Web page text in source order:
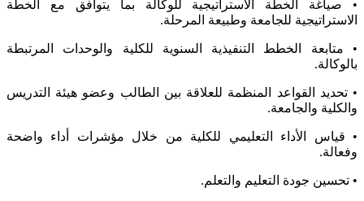
• صياغة الخطة الاستراتيجية للوكالة بما يتوافق مع الخطة
الاستراتيجية للجامعة وطبيعة المرحلة.
• متابعة الخطط التنفيذية السنوية للكلية والوحدات المرتبطة
بالوكالة.
• تحديد القواعد المنظمة للعلاقة بين الطالب وعضو هيئة التدريس
والكلية والجامعة.
• قياس الأداء التعليمي للكلية من خلال مؤشرات أداء واضحة
وفعالة.
• تحسين جودة التعليم والتعلم.